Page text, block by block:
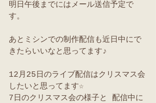
明日午後までにはメール送信予定で
す。
あとミシンでの制作配信も近日中にで
きたらいいなと思ってます♪
12月25日のライブ配信はクリスマス会
したいと思ってます☆
7日のクリスマス会の様子と 配信中に